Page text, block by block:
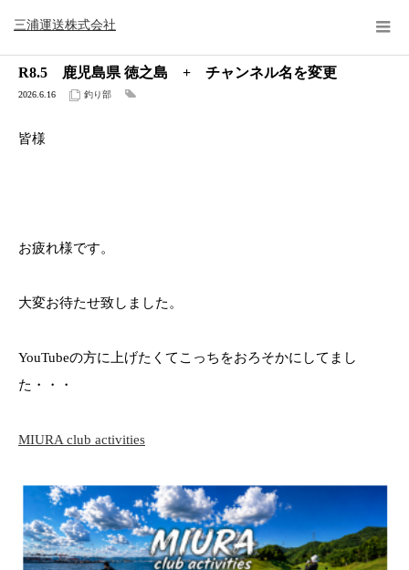
三浦運送株式会社
公式ブログ
R8.5 鹿児島県 徳之島 + チャンネル名を変更
2026.6.16 釣り部
皆様
お疲れ様です。
大変お待たせ致しました。
YouTubeの方に上げたくてこっちをおろそかにしてまし
た・・・
MIURA club activities